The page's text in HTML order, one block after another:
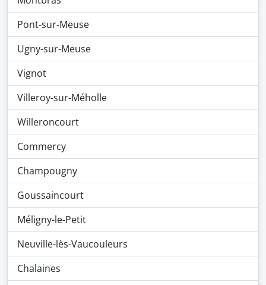
Pont-sur-Meuse
Ugny-sur-Meuse
Vignot
Villeroy-sur-Méholle
Willeroncourt
Commercy
Champougny
Goussaincourt
Méligny-le-Petit
Neuville-lès-Vaucouleurs
Chalaines